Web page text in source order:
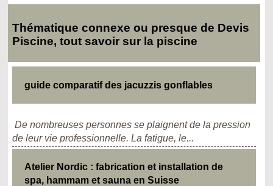
Thématique connexe ou presque de Devis
Piscine, tout savoir sur la piscine
guide comparatif des jacuzzis gonflables
De nombreuses personnes se plaignent de la pression
de leur vie professionnelle. La fatigue, le...
Atelier Nordic : fabrication et installation de
spa, hammam et sauna en Suisse